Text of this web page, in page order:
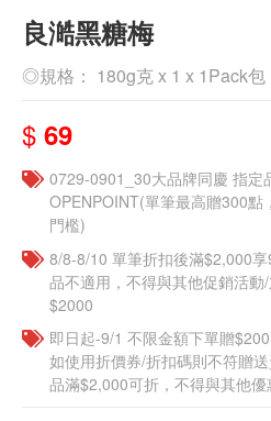
良澔黑糖梅
◎規格： 180g克 x 1 x 1Pack包
$ 69
0729-0901_30大品牌同慶 指定
OPENPOINT(單筆最高贈300點
門檻)
8/8-8/10 單筆折扣後滿$2,000
品不適用，不得與其他促銷活
$2000
即日起-9/1 不限金額下單贈
如使用折價券/折扣碼則不符贈
品滿$2,000可折，不得與其他